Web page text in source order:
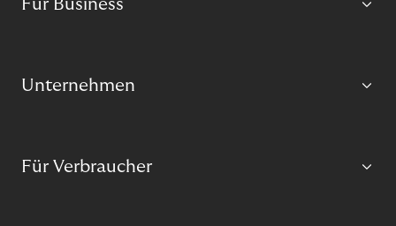
Für Business
Unternehmen
Für Verbraucher